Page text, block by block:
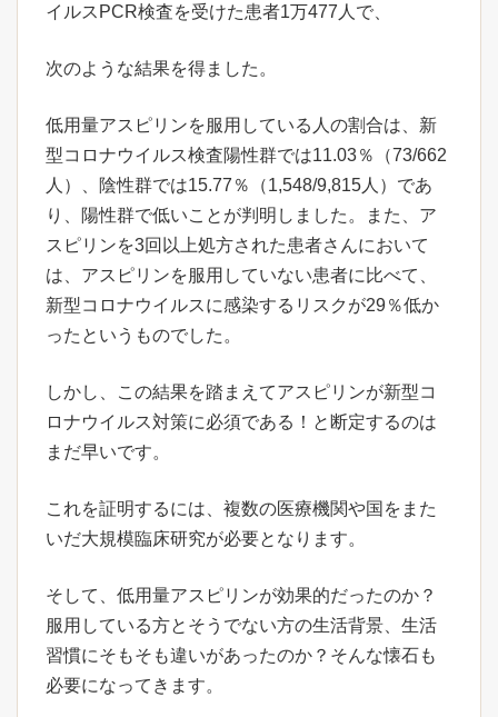
イルスPCR検査を受けた患者1万477人で、
次のような結果を得ました。
低用量アスピリンを服用している人の割合は、新
型コロナウイルス検査陽性群では11.03％（73/662
人）、陰性群では15.77％（1,548/9,815人）であ
り、陽性群で低いことが判明しました。また、ア
スピリンを3回以上処方された患者さんにおいて
は、アスピリンを服用していない患者に比べて、
新型コロナウイルスに感染するリスクが29％低か
ったというものでした。
しかし、この結果を踏まえてアスピリンが新型コ
ロナウイルス対策に必須である！と断定するのは
まだ早いです。
これを証明するには、複数の医療機関や国をまた
いだ大規模臨床研究が必要となります。
そして、低用量アスピリンが効果的だったのか？
服用している方とそうでない方の生活背景、生活
習慣にそもそも違いがあったのか？そんな懐石も
必要になってきます。